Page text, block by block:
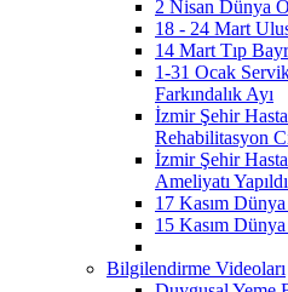
2 Nisan Dünya
18 - 24 Mart
14 Mart Tıp
1-31 Ocak
Farkındalık Ayı
İzmir Şehir
Rehabilitasyon
İzmir Şehir
Ameliyatı
17 Kasım
15 Kasım
Bilgilendirme Videoları